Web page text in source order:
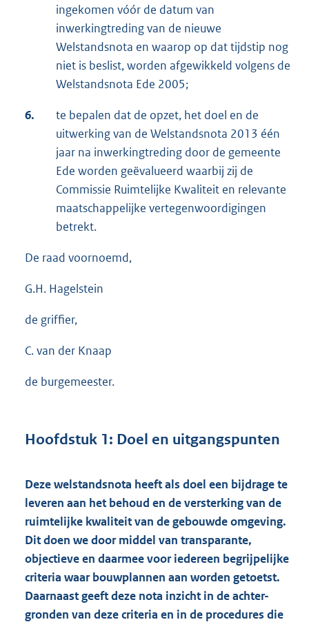
ingekomen vóór de datum van
inwerkingtreding van de nieuwe
Welstandsnota en waarop op dat tijdstip nog
niet is beslist, worden afgewikkeld volgens de
Welstandsnota Ede 2005;
6.
te bepalen dat de opzet, het doel en de
uitwerking van de Welstandsnota 2013 één
jaar na inwerkingtreding door de gemeente
Ede worden geëvalueerd waarbij zij de
Commissie Ruimtelijke Kwaliteit en relevante
maatschappelijke vertegenwoordigingen
betrekt.
De raad voornoemd,
G.H. Hagelstein
de griffier,
C. van der Knaap
de burgemeester.
Hoofdstuk 1: Doel en uitgangspunten
Deze welstandsnota heeft als doel een bijdrage te
leveren aan het behoud en de versterking van de
ruimtelijke kwaliteit van de gebouwde omgeving.
Dit doen we door middel van transparante,
objectieve en daarmee voor iedereen begrijpelijke
criteria waar bouwplannen aan worden getoetst.
Daarnaast geeft deze nota inzicht in de achter-
gronden van deze criteria en in de procedures die